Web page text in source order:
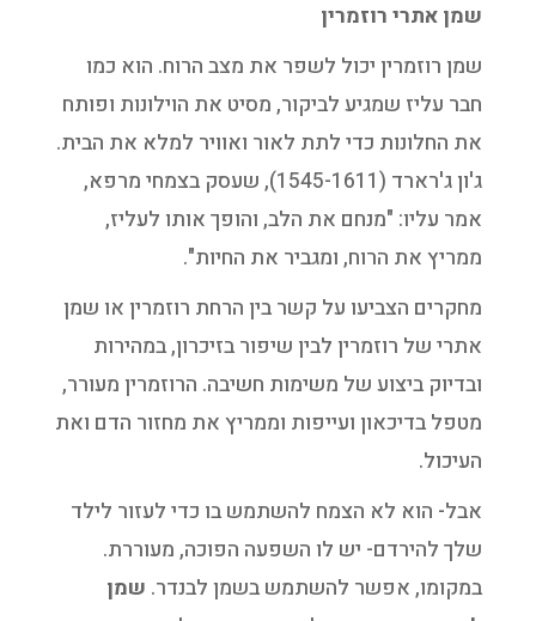
שמן אתרי רוזמרין
שמן רוזמרין יכול לשפר את מצב הרוח. הוא כמו
חבר עליז שמגיע לביקור, מסיט את הוילונות ופותח
את החלונות כדי לתת לאור ואוויר למלא את הבית.
ג'ון ג'רארד (1545-1611), שעסק בצמחי מרפא,
אמר עליו: "מנחם את הלב, והופך אותו לעליז,
ממריץ את הרוח, ומגביר את החיות".
מחקרים הצביעו על קשר בין הרחת רוזמרין או שמן
אתרי של רוזמרין לבין שיפור בזיכרון, במהירות
ובדיוק ביצוע של משימות חשיבה. הרוזמרין מעורר,
מטפל בדיכאון ועייפות וממריץ את מחזור הדם ואת
העיכול.
אבל- הוא לא הצמח להשתמש בו כדי לעזור לילד
שלך להירדם- יש לו השפעה הפוכה, מעוררת.
במקומו, אפשר להשתמש בשמן לבנדר. שמן